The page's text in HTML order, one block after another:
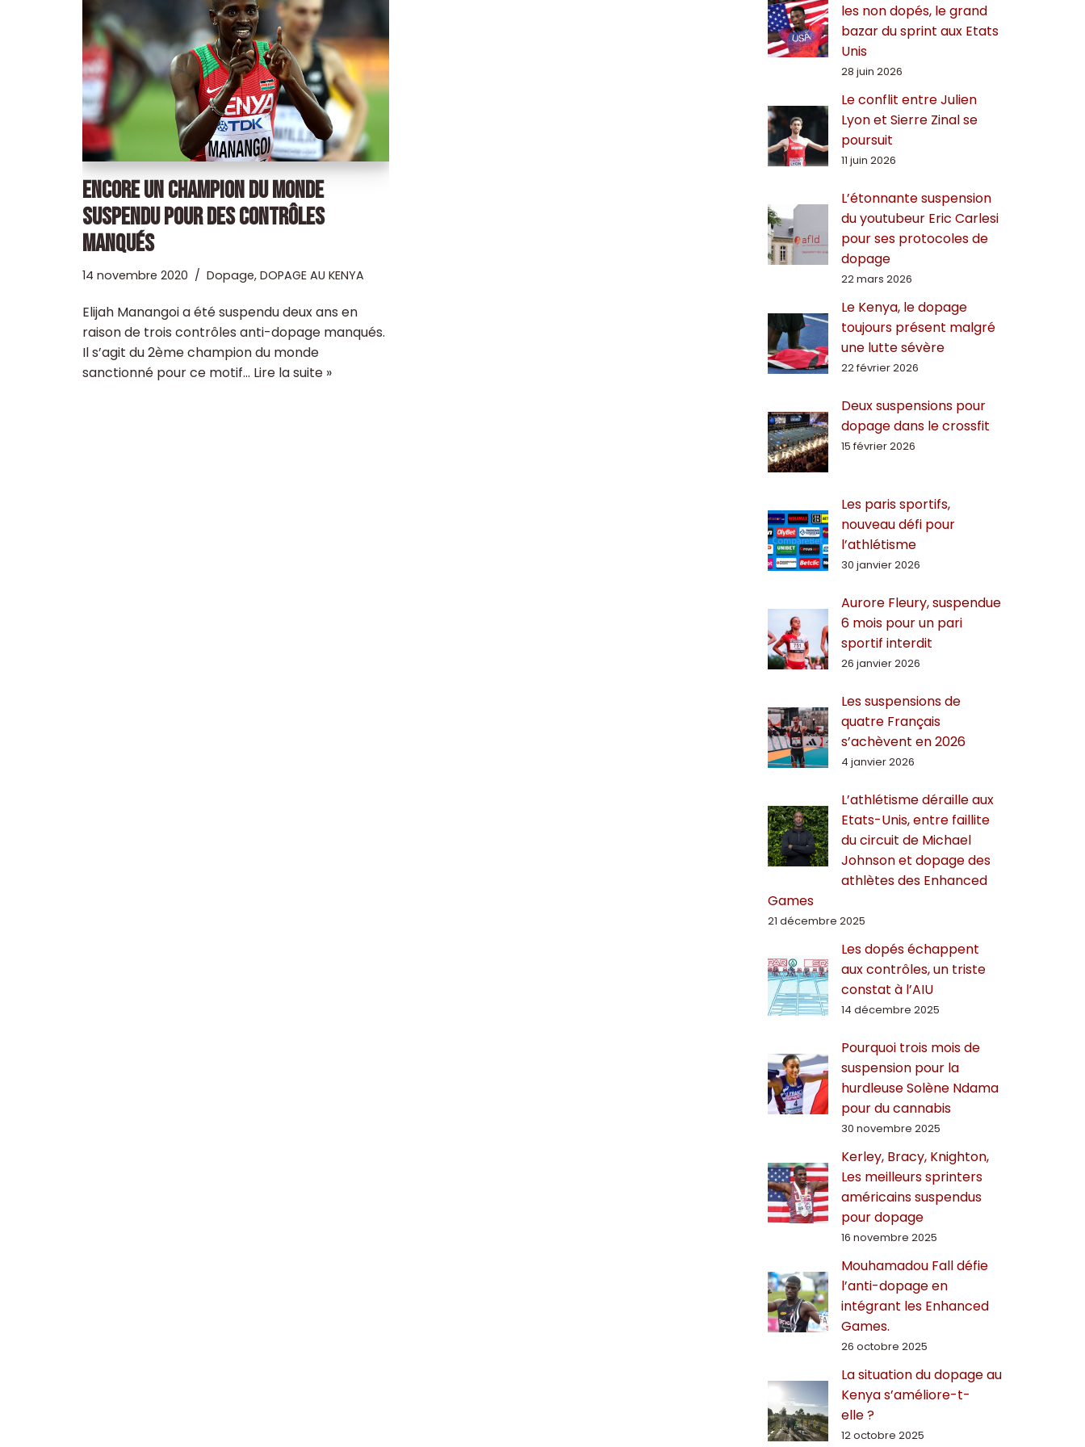
ENCORE UN CHAMPION DU MONDE
SUSPENDU POUR DES CONTRÔLES
MANQUÉS
14 novembre 2020 Dopage, DOPAGE AU KENYA
Elijah Manangoi a été suspendu deux ans en
raison de trois contrôles anti-dopage manqués.
Il s’agit du 2ème champion du monde
sanctionné pour ce motif… Lire la suite »
les non dopés, le grand
bazar du sprint aux Etats
Unis
28 juin 2026
Le conflit entre Julien
Lyon et Sierre Zinal se
poursuit
11 juin 2026
L’étonnante suspension
du youtubeur Eric Carlesi
pour ses protocoles de
dopage
22 mars 2026
Le Kenya, le dopage
toujours présent malgré
une lutte sévère
22 février 2026
Deux suspensions pour
dopage dans le crossfit
15 février 2026
Les paris sportifs,
nouveau défi pour
l’athlétisme
30 janvier 2026
Aurore Fleury, suspendue
6 mois pour un pari
sportif interdit
26 janvier 2026
Les suspensions de
quatre Français
s’achèvent en 2026
4 janvier 2026
L’athlétisme déraille aux
Etats-Unis, entre faillite
du circuit de Michael
Johnson et dopage des
athlètes des Enhanced
Games
21 décembre 2025
Les dopés échappent
aux contrôles, un triste
constat à l’AIU
14 décembre 2025
Pourquoi trois mois de
suspension pour la
hurdleuse Solène Ndama
pour du cannabis
30 novembre 2025
Kerley, Bracy, Knighton,
Les meilleurs sprinters
américains suspendus
pour dopage
16 novembre 2025
Mouhamadou Fall défie
l’anti-dopage en
intégrant les Enhanced
Games.
26 octobre 2025
La situation du dopage au
Kenya s’améliore-t-
elle ?
12 octobre 2025